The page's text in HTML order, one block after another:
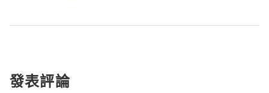
發表評論